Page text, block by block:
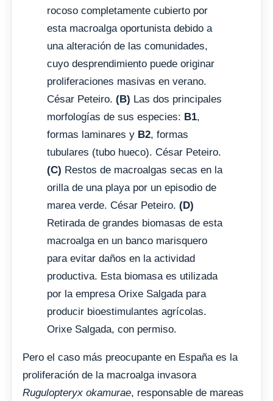
rocoso completamente cubierto por
esta macroalga oportunista debido a
una alteración de las comunidades,
cuyo desprendimiento puede originar
proliferaciones masivas en verano.
César Peteiro. (B) Las dos principales
morfologías de sus especies: B1,
formas laminares y B2, formas
tubulares (tubo hueco). César Peteiro.
(C) Restos de macroalgas secas en la
orilla de una playa por un episodio de
marea verde. César Peteiro. (D)
Retirada de grandes biomasas de esta
macroalga en un banco marisquero
para evitar daños en la actividad
productiva. Esta biomasa es utilizada
por la empresa Orixe Salgada para
producir bioestimulantes agrícolas.
Orixe Salgada, con permiso.
Pero el caso más preocupante en España es la
proliferación de la macroalga invasora
Rugulopteryx okamurae, responsable de mareas